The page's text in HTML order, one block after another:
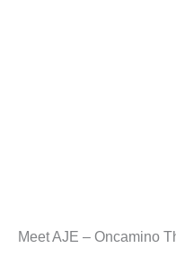
Meet AJE – Oncamino